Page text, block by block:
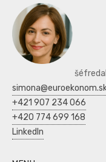
+421 907 234 066
+420 774 699 168
LinkedIn